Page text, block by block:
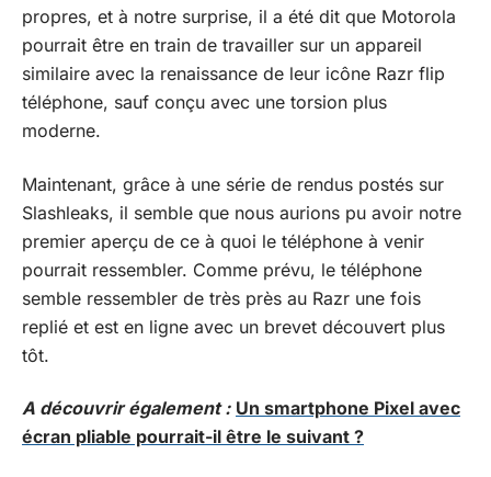
propres, et à notre surprise, il a été dit que Motorola
pourrait être en train de travailler sur un appareil
similaire avec la renaissance de leur icône Razr flip
téléphone, sauf conçu avec une torsion plus
moderne.
Maintenant, grâce à une série de rendus postés sur
Slashleaks, il semble que nous aurions pu avoir notre
premier aperçu de ce à quoi le téléphone à venir
pourrait ressembler. Comme prévu, le téléphone
semble ressembler de très près au Razr une fois
replié et est en ligne avec un brevet découvert plus
tôt.
A découvrir également : Un smartphone Pixel avec
écran pliable pourrait-il être le suivant ?